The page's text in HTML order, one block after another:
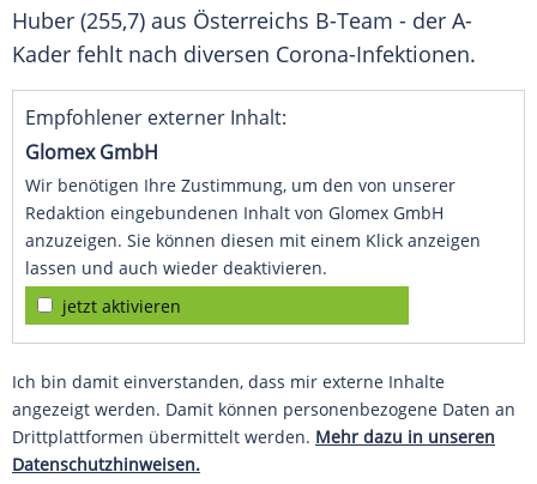
Huber (255,7) aus Österreichs B-Team - der A-
Kader fehlt nach diversen Corona-Infektionen.
Empfohlener externer Inhalt:
Glomex GmbH
Wir benötigen Ihre Zustimmung, um den von unserer
Redaktion eingebundenen Inhalt von Glomex GmbH
anzuzeigen. Sie können diesen mit einem Klick anzeigen
lassen und auch wieder deaktivieren.
jetzt aktivieren
Ich bin damit einverstanden, dass mir externe Inhalte
angezeigt werden. Damit können personenbezogene Daten an
Drittplattformen übermittelt werden. Mehr dazu in unseren
Datenschutzhinweisen.